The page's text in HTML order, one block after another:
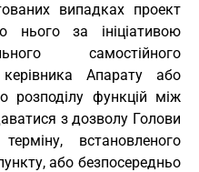
випадках проект
нього за ініціативою
самостійного
керівника Апарату або
розподілу функцій між
з дозволу Голови
встановленого
або безпосередньо